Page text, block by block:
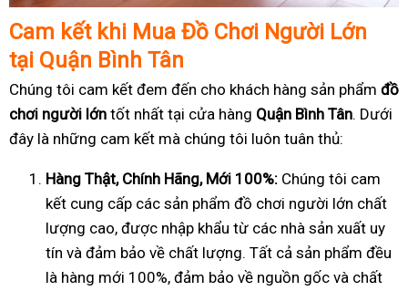
Cam kết khi Mua Đồ Chơi Người Lớn
tại Quận Bình Tân
Chúng tôi cam kết đem đến cho khách hàng sản phẩm đồ
chơi người lớn tốt nhất tại cửa hàng Quận Bình Tân. Dưới
đây là những cam kết mà chúng tôi luôn tuân thủ:
Hàng Thật, Chính Hãng, Mới 100%: Chúng tôi cam
kết cung cấp các sản phẩm đồ chơi người lớn chất
lượng cao, được nhập khẩu từ các nhà sản xuất uy
tín và đảm bảo về chất lượng. Tất cả sản phẩm đều
là hàng mới 100%, đảm bảo về nguồn gốc và chất